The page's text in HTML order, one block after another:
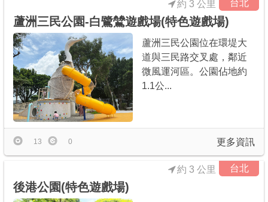
台北
蘆洲三民公園-白鷺鷥遊戲場(特色遊戲場)
約 3 公里
蘆洲三民公園位在環堤大
道與三民路交叉處，鄰近
微風運河區。公園佔地約
1.1公...
更多資訊
13 0
台北
後港公園(特色遊戲場)
約 3 公里